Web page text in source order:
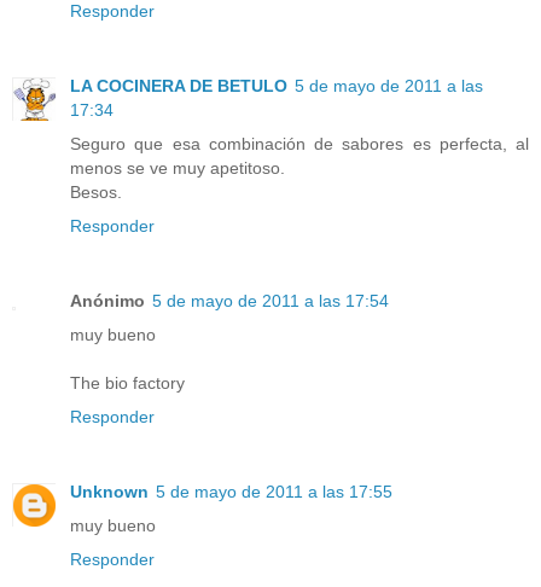
Responder
LA COCINERA DE BETULO 5 de mayo de 2011 a las
17:34
Seguro que esa combinación de sabores es perfecta, al
menos se ve muy apetitoso.
Besos.
Responder
Anónimo 5 de mayo de 2011 a las 17:54
muy bueno
The bio factory
Responder
Unknown 5 de mayo de 2011 a las 17:55
muy bueno
Responder